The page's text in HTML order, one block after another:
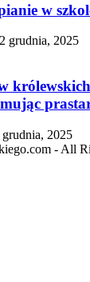
w
grudnia, 2025
grudnia, 2025
- All